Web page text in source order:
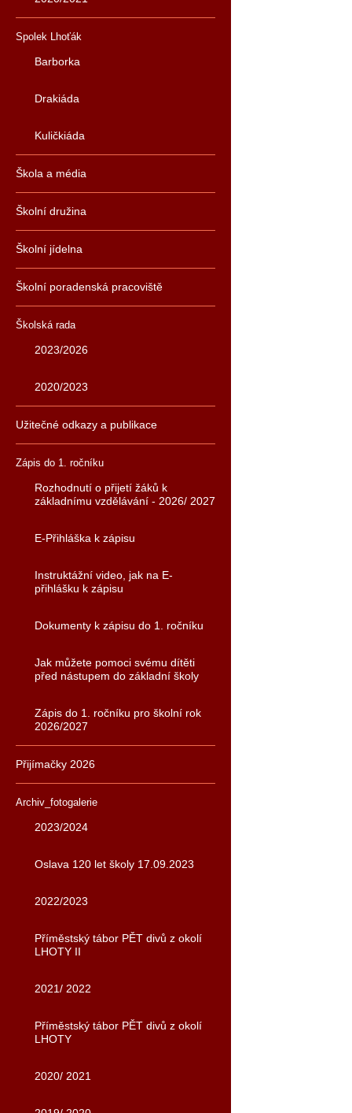
Spolek Lhoťák
Barborka
Drakiáda
Kuličkiáda
Škola a média
Školní družina
Školní jídelna
Školní poradenská pracoviště
Školská rada
2023/2026
2020/2023
Užitečné odkazy a publikace
Zápis do 1. ročníku
Rozhodnutí o přijetí žáků k
základnímu vzdělávání - 2026/ 2027
E-Přihláška k zápisu
Instruktážní video, jak na E-
přihlášku k zápisu
Dokumenty k zápisu do 1. ročníku
Jak můžete pomoci svému dítěti
před nástupem do základní školy
Zápis do 1. ročníku pro školní rok
2026/2027
Přijímačky 2026
Archiv_fotogalerie
2023/2024
Oslava 120 let školy 17.09.2023
2022/2023
Příměstský tábor PĚT divů z okolí
LHOTY II
2021/ 2022
Příměstský tábor PĚT divů z okolí
LHOTY
2020/ 2021